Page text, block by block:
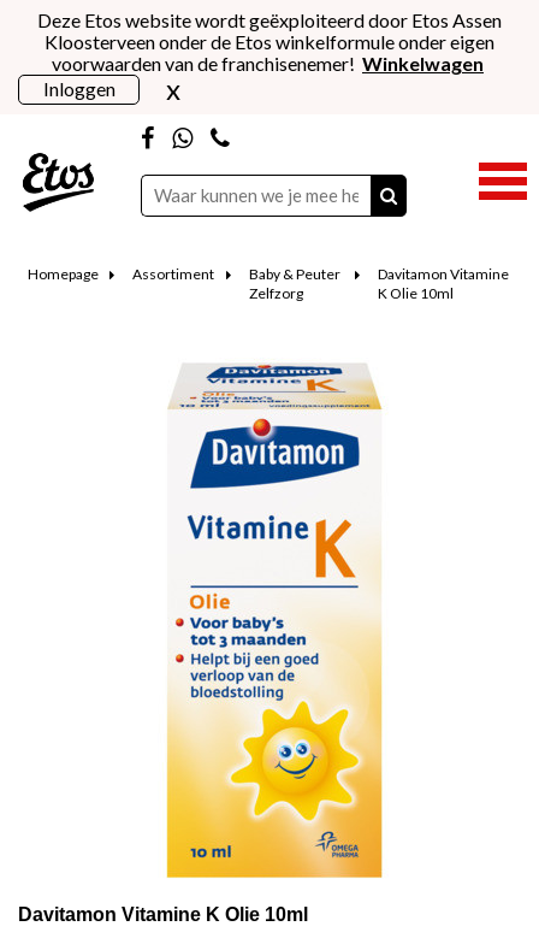
Deze Etos website wordt geëxploiteerd door Etos Assen
Kloosterveen onder de Etos winkelformule onder eigen
voorwaarden van de franchisenemer! Winkelwagen
Inloggen
x
Homepage Assortiment
Baby & Peuter
Zelfzorg
Davitamon Vitamine
K Olie 10ml
Davitamon Vitamine K Olie 10ml